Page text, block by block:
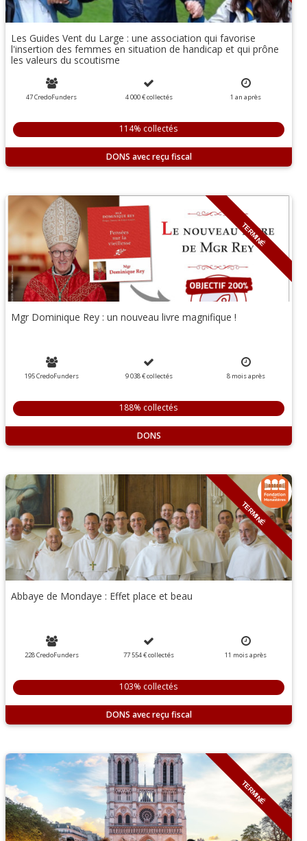
Les Guides Vent du Large : une association qui favorise
l'insertion des femmes en situation de handicap et qui prône
les valeurs du scoutisme
47 CredoFunders 4 000 €collectés 1 an après
114% collectés
DONS
TERMINÉ
Mgr Dominique Rey : un nouveau livre magnifique !
195 CredoFunders 9 038 €collectés 8moisaprès
188% collectés
DONS
TERMINÉ
Abbaye de Mondaye : Effet place et beau
228 CredoFunders 77 554 €collectés 11 moisaprès
103% collectés
DONS
TERMINÉ